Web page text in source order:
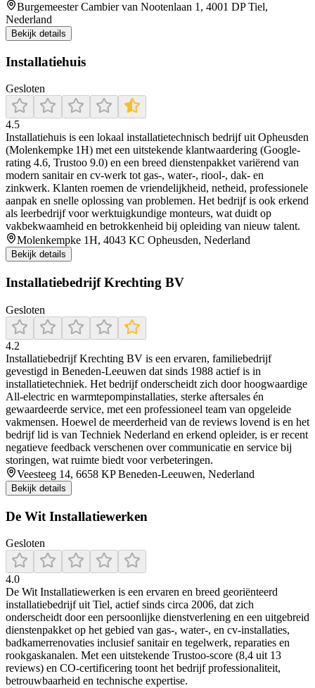
Burgemeester Cambier van Nootenlaan 1, 4001 DP Tiel,
Nederland
Bekijk details
Installatiehuis
Gesloten
4.5
Installatiehuis is een lokaal installatietechnisch bedrijf uit Opheusden
(Molenkempke 1H) met een uitstekende klantwaardering (Google-
rating 4.6, Trustoo 9.0) en een breed dienstenpakket variërend van
modern sanitair en cv-werk tot gas‑, water‑, riool‑, dak‑ en
zinkwerk. Klanten roemen de vriendelijkheid, netheid, professionele
aanpak en snelle oplossing van problemen. Het bedrijf is ook erkend
als leerbedrijf voor werktuigkundige monteurs, wat duidt op
vakbekwaamheid en betrokkenheid bij opleiding van nieuw talent.
Molenkempke 1H, 4043 KC Opheusden, Nederland
Bekijk details
Installatiebedrijf Krechting BV
Gesloten
4.2
Installatiebedrijf Krechting BV is een ervaren, familiebedrijf
gevestigd in Beneden‑Leeuwen dat sinds 1988 actief is in
installatietechniek. Het bedrijf onderscheidt zich door hoogwaardige
All‑electric en warmtepompinstallaties, sterke aftersales én
gewaardeerde service, met een professioneel team van opgeleide
vakmensen. Hoewel de meerderheid van de reviews lovend is en het
bedrijf lid is van Techniek Nederland en erkend opleider, is er recent
negatieve feedback verschenen over communicatie en service bij
storingen, wat ruimte biedt voor verbeteringen.
Veesteeg 14, 6658 KP Beneden-Leeuwen, Nederland
Bekijk details
De Wit Installatiewerken
Gesloten
4.0
De Wit Installatiewerken is een ervaren en breed georiënteerd
installatiebedrijf uit Tiel, actief sinds circa 2006, dat zich
onderscheidt door een persoonlijke dienstverlening en een uitgebreid
dienstenpakket op het gebied van gas-, water-, en cv‑installaties,
badkamerrenovaties inclusief sanitair en tegelwerk, reparaties en
rookgaskanalen. Met een uitstekende Trustoo-score (8,4 uit 13
reviews) en CO‑certificering toont het bedrijf professionaliteit,
betrouwbaarheid en technische expertise.